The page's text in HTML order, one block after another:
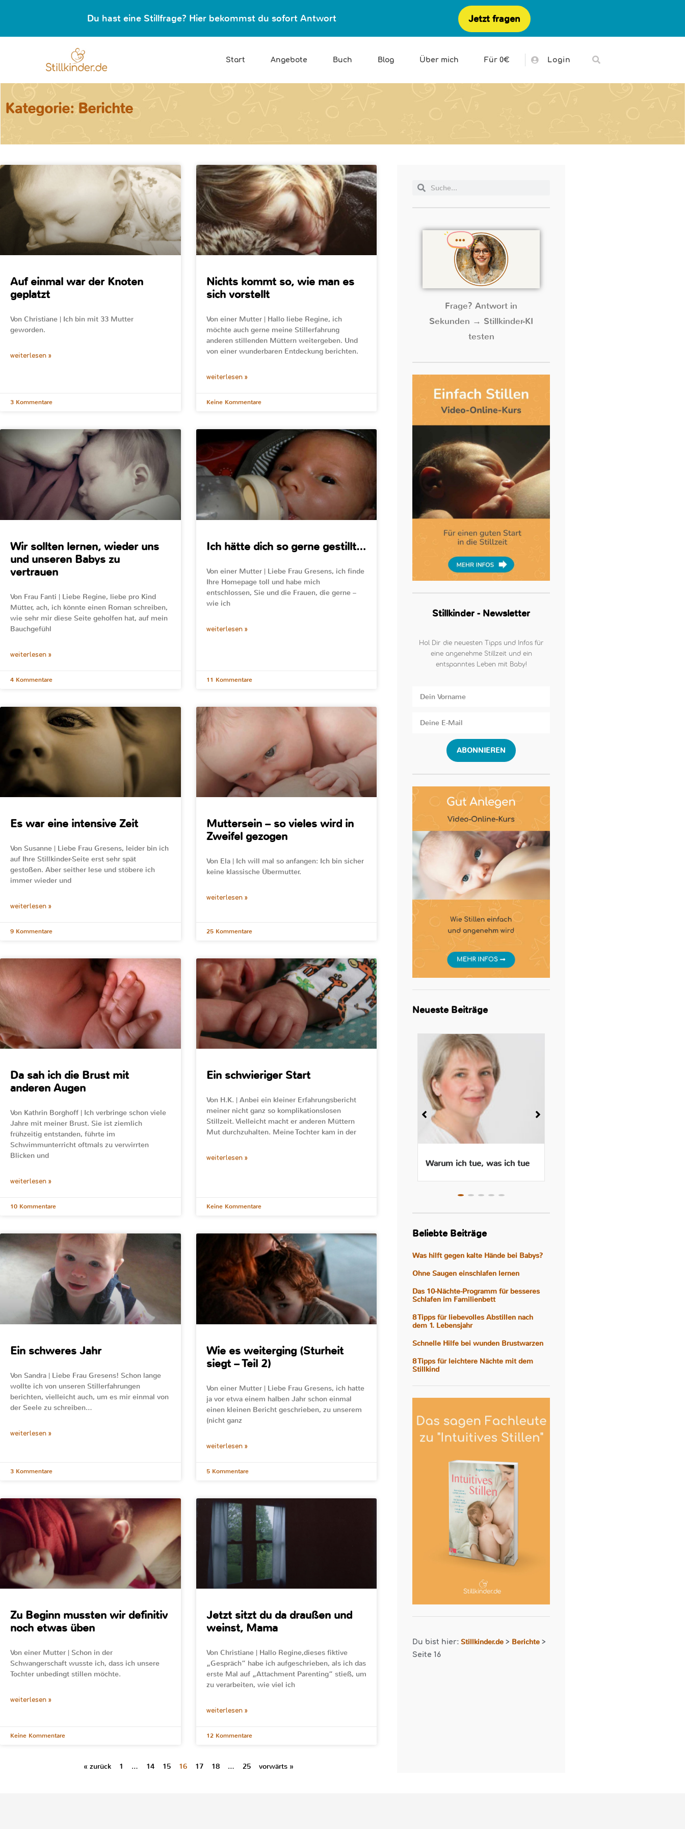
Du hast eine Stillfrage? Hier bekommst du sofort Antwort Jetzt fragen
Start Angebote Buch Blog Über mich Für 0€ Login
Kategorie: Berichte
Auf einmal war der Knoten
geplatzt
Von Christiane | Ich bin mit 33 Mutter
geworden.
weiterlesen »
3 Kommentare
Nichts kommt so, wie man es
sich vorstellt
Von einer Mutter | Hallo liebe Regine, ich
möchte auch gerne meine Stillerfahrung
anderen stillenden Müttern weitergeben. Und
von einer wunderbaren Entdeckung berichten.
weiterlesen »
Keine Kommentare
Wir sollten lernen, wieder uns
und unseren Babys zu
vertrauen
Von Frau Fanti | Liebe Regine, liebe pro Kind
Mütter, ach, ich könnte einen Roman schreiben,
wie sehr mir diese Seite geholfen hat, auf mein
Bauchgefühl
weiterlesen »
4 Kommentare
Ich hätte dich so gerne gestillt…
Von einer Mutter | Liebe Frau Gresens, ich finde
Ihre Homepage toll und habe mich
entschlossen, Sie und die Frauen, die gerne –
wie ich
weiterlesen »
11 Kommentare
Es war eine intensive Zeit
Von Susanne | Liebe Frau Gresens, leider bin ich
auf Ihre Stillkinder-Seite erst sehr spät
gestoßen. Aber seither lese und stöbere ich
immer wieder und
weiterlesen »
9 Kommentare
Muttersein – so vieles wird in
Zweifel gezogen
Von Ela | Ich will mal so anfangen: Ich bin sicher
keine klassische Übermutter.
weiterlesen »
25 Kommentare
Da sah ich die Brust mit
anderen Augen
Von Kathrin Borghoff | Ich verbringe schon viele
Jahre mit meiner Brust. Sie ist ziemlich
frühzeitig entstanden, führte im
Schwimmunterricht oftmals zu verwirrten
Blicken und
weiterlesen »
10 Kommentare
Ein schwieriger Start
Von H.K. | Anbei ein kleiner Erfahrungsbericht
meiner nicht ganz so komplikationslosen
Stillzeit. Vielleicht macht er anderen Müttern
Mut durchzuhalten. Meine Tochter kam in der
weiterlesen »
Keine Kommentare
Ein schweres Jahr
Von Sandra | Liebe Frau Gresens! Schon lange
wollte ich von unseren Stillerfahrungen
berichten, vielleicht auch, um es mir einmal von
der Seele zu schreiben…
weiterlesen »
3 Kommentare
Wie es weiterging (Sturheit
siegt – Teil 2)
Von einer Mutter | Liebe Frau Gresens, ich hatte
ja vor etwa einem halben Jahr schon einmal
einen kleinen Bericht geschrieben, zu unserem
(nicht ganz
weiterlesen »
5 Kommentare
Zu Beginn mussten wir definitiv
noch etwas üben
Von einer Mutter | Schon in der
Schwangerschaft wusste ich, dass ich unsere
Tochter unbedingt stillen möchte.
weiterlesen »
Keine Kommentare
Jetzt sitzt du da draußen und
weinst, Mama
Von Christiane | Hallo Regine,dieses fiktive
„Gespräch“ habe ich aufgeschrieben, als ich das
erste Mal auf „Attachment Parenting“ stieß, um
zu verarbeiten, wie viel ich
weiterlesen »
12 Kommentare
« zurück 1 … 14 15 16 17 18 … 25 vorwärts »
Frage? Antwort in
Sekunden → Stillkinder-KI
testen
Stillkinder - Newsletter
Hol Dir die neuesten Tipps und Infos für
eine angenehme Stillzeit und ein
entspanntes Leben mit Baby!
ABONNIEREN
Neueste Beiträge
Warum ich tue, was ich tue
Beliebte Beiträge
Was hilft gegen kalte Hände bei Babys?
Ohne Saugen einschlafen lernen
Das 10-Nächte-Programm für besseres
Schlafen im Familienbett
8 Tipps für liebevolles Abstillen nach
dem 1. Lebensjahr
Schnelle Hilfe bei wunden Brustwarzen
8 Tipps für leichtere Nächte mit dem
Stillkind
Du bist hier:Stillkinder.de > Berichte >
Seite 16